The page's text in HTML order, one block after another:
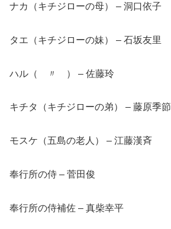
ナカ（キチジローの母） – 洞口依子
タエ（キチジローの妹） – 石坂友里
ハル（ 〃 ） – 佐藤玲
キチタ（キチジローの弟） – 藤原季節
モスケ（五島の老人） – 江藤漢斉
奉行所の侍 – 菅田俊
奉行所の侍補佐 – 真柴幸平